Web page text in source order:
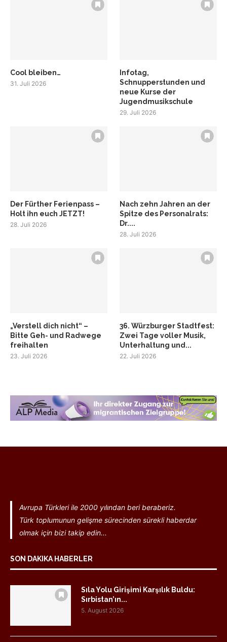
Cool bleiben…
31. Juli 2026
Infotag,
Schnupperstunden und
neue Kurse der
Jugendmusikschule
29. Juli 2026
Der Fürther Ferienpass –
Holt ihn euch JETZT!
28. Juli 2026
Nach zehn Jahren an der
Spitze des Personalrats:
Dr....
28. Juli 2026
„Verstell dich nicht“ –
Bitte Geh- und Radwege
freihalten
23. Juli 2026
36. Würzburger Stadtfest:
Zwei Tage voller Musik,
Unterhaltung und...
22. Juli 2026
Avrupa Türkleri ile 2000 yılından beri beraberiz.
Türk toplumunun gelişme sürecinden sürekli haberdar
olmak için bizi takip edin...
SON DAKIKA HABERLER
Sıla Yolu Girişimi Karşılık Buldu:
Sırbistan’ın...
5. August 2026